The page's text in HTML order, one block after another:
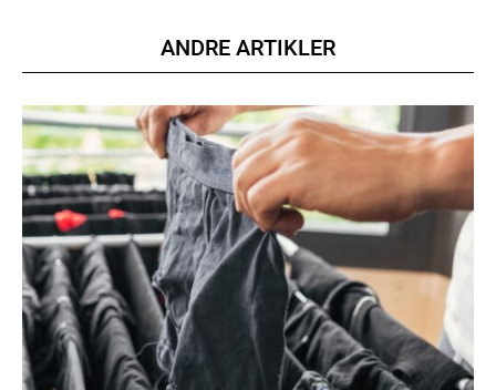
Etiam est nibh, lobortis sit
Ut mollis pellentesque tortor
Nullam eu erat condimentum
Donec quis est ac felis
Orci varius natoque dolor
YEARLY PRICING MONTHLY PRICING
ANDRE ARTIKLER